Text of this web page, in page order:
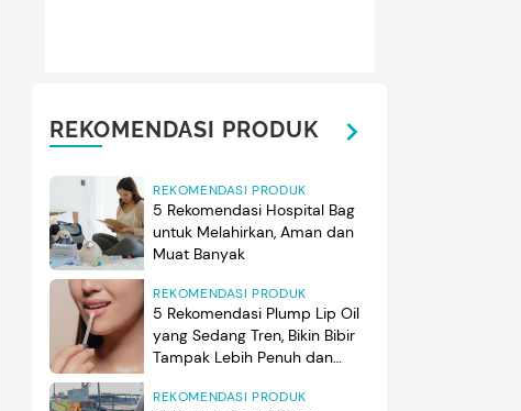
REKOMENDASI PRODUK
REKOMENDASI PRODUK
5 Rekomendasi Hospital Bag
untuk Melahirkan, Aman dan
Muat Banyak
REKOMENDASI PRODUK
5 Rekomendasi Plump Lip Oil
yang Sedang Tren, Bikin Bibir
Tampak Lebih Penuh dan
REKOMENDASI PRODUK